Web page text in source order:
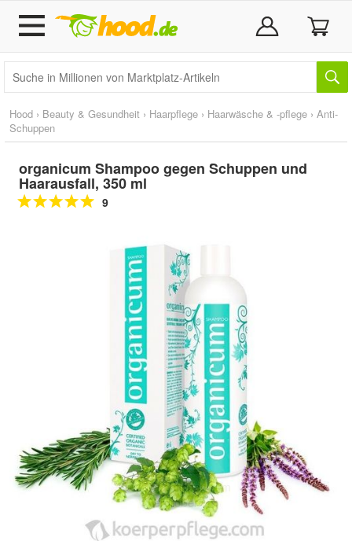
Hood › Beauty & Gesundheit › Haarpflege › Haarwäsche & -pflege › Anti-
Schuppen
organicum Shampoo gegen Schuppen und
Haarausfall, 350 ml
9
Doppelt antippen zum
vergrößern